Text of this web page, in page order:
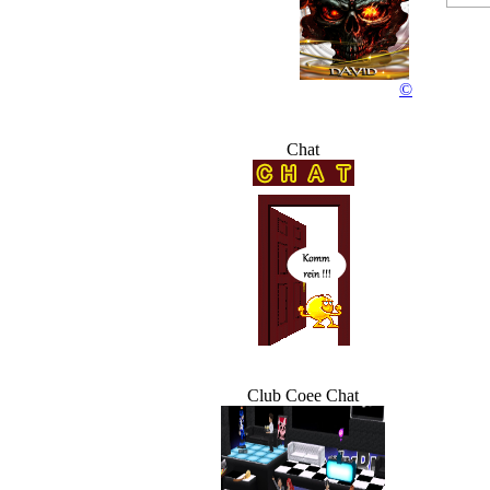
©
Chat
Club Coee Chat